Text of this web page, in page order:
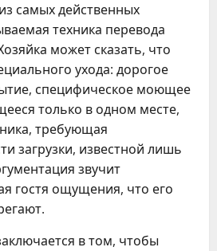
самых действенных
техника перевода
может сказать, что
ухода: дорогое
специфическое моющее
только в одном месте,
требующая
загрузки, известной лишь
звучит
гостя ощущения, что его
в том, чтобы